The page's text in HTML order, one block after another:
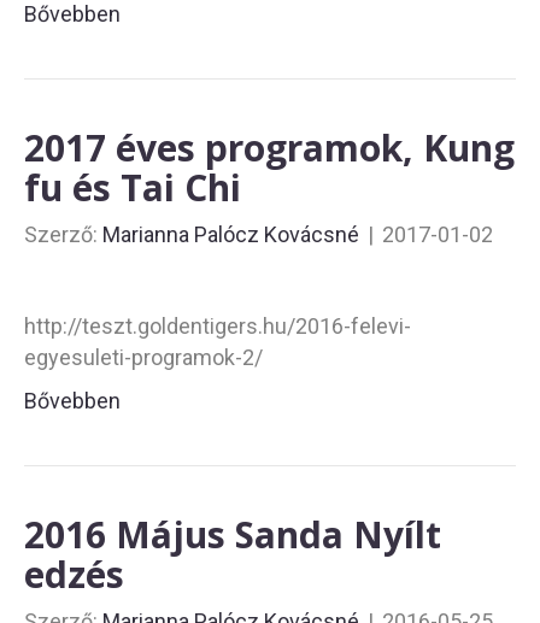
Bővebben
2017 éves programok, Kung
fu és Tai Chi
Szerző: Marianna Palócz Kovácsné | 2017-01-02
http://teszt.goldentigers.hu/2016-felevi-
egyesuleti-programok-2/
Bővebben
2016 Május Sanda Nyílt
edzés